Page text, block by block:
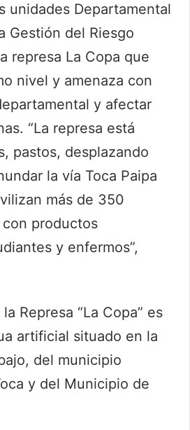
unidades Departamental
Gestión del Riesgo
represa La Copa que
nivel y amenaza con
y afectar
“La represa está
pastos, desplazando
la vía Toca Paipa
más de 350
productos
y enfermos”,
Represa “La Copa” es
artificial situado en la
del municipio
y del Municipio de